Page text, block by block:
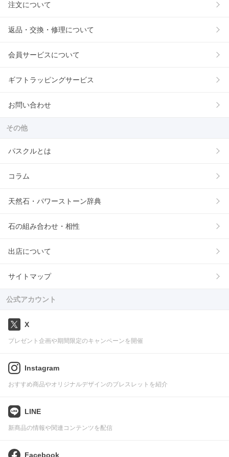
注文について
返品・交換・修理について
会員サービスについて
ギフトラッピングサービス
お問い合わせ
その他
パスクルとは
コラム
天然石・パワーストーン辞典
石の組み合わせ・相性
出店について
サイトマップ
公式アカウント
X
プレゼント企画や期間限定のキャンペーンを開催
Instagram
おすすめ商品やオリジナルデザインのブレスレットを紹介
LINE
新商品の情報や関連コンテンツを配信
Facebook